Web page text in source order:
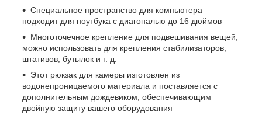
Специальное пространство для компьютера
подходит для ноутбука с диагональю до 16 дюймов
Многоточечное крепление для подвешивания вещей,
можно использовать для крепления стабилизаторов,
штативов, бутылок и т. д.
Этот рюкзак для камеры изготовлен из
водонепроницаемого материала и поставляется с
дополнительным дождевиком, обеспечивающим
двойную защиту вашего оборудования